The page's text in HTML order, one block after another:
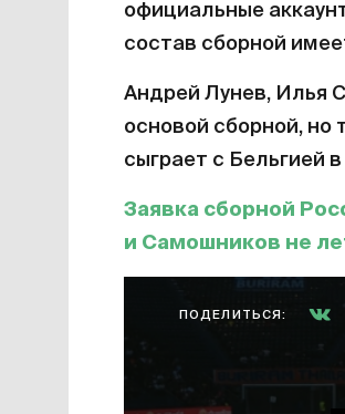
официальные
состав сборной
Андрей Лунев, Илья
основой сборной, но
сыграет с Бельгией
Заявка сборной
и Самошников не
ПОДЕЛИТЬСЯ: